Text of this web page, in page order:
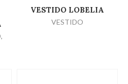
,
LEER MÁS
VESTIDO LOBELIA
VESTIDO